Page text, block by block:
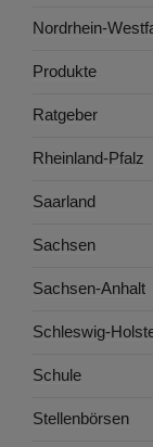
Nordrhein-
Produkte
Ratgeber
Rheinland-Pfalz
Saarland
Sachsen
Sachsen-Anhalt
Schleswig-
Schule
Stellenbörsen